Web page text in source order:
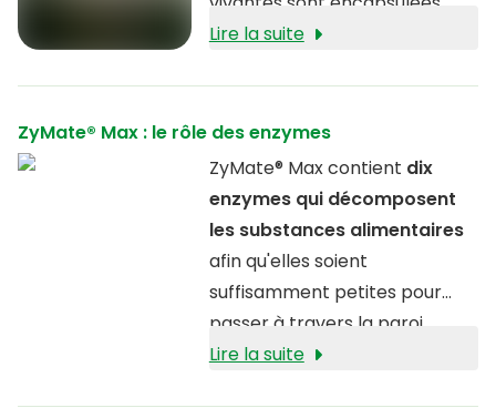
dans une matrice qui les
Lire la suite
ZyMate® Max : le rôle des enzymes
ZyMate® Max contient dix
enzymes qui décomposent
les substances alimentaires
afin qu'elles soient
suffisamment petites pour
passer à travers la paroi
intestinale et ensuite circuler
Lire la suite